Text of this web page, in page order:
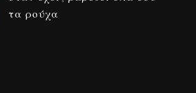
τα ρούχα